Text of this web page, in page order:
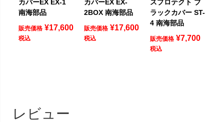
カバーEX EX-1
南海部品
販売価格 ¥17,600
税込
カバーEX EX-
2BOX 南海部品
販売価格 ¥17,600
税込
スプロテクト ブ
ラックカバー ST-
4 南海部品
販売価格 ¥7,700
税込
レビュー